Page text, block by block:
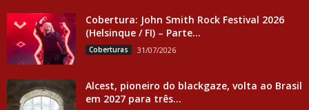
Cobertura: John Smith Rock Festival 2026
(Helsinque / FI) – Parte...
Coberturas 31/07/2026
Alcest, pioneiro do blackgaze, volta ao Brasil
em 2027 para três...